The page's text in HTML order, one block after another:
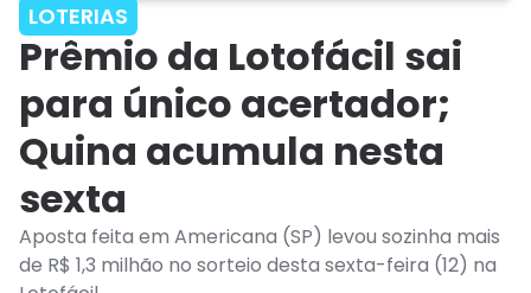
LOTERIAS
Prêmio da Lotofácil sai
para único acertador;
Quina acumula nesta
sexta
Aposta feita em Americana (SP) levou sozinha mais
de R$ 1,3 milhão no sorteio desta sexta-feira (12) na